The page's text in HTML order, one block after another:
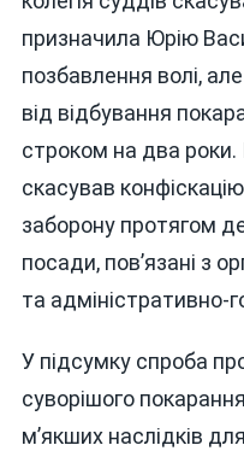
призначила Юрію
позбавлення волі,
від відбування
строком на два роки.
скасував
заборону протягом
посади, пов’язані з
та адміністративно-
У підсумку спроба
суворішого
м’якших наслідків